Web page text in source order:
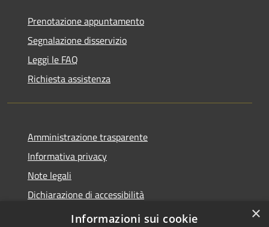
Prenotazione appuntamento
Segnalazione disservizio
Leggi le FAQ
Richiesta assistenza
Amministrazione trasparente
Informativa privacy
Note legali
Dichiarazione di accessibilità
WhistleblowingPA
×
Informazioni sui cookie